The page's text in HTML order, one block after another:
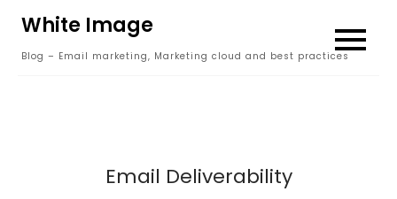
content
White Image
Blog – Email marketing, Marketing cloud and best practices
Email Deliverability